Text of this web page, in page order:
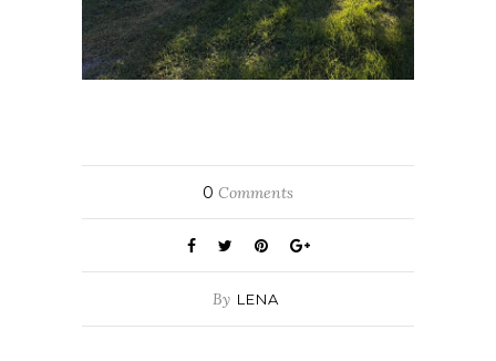
0 Comments
By LENA